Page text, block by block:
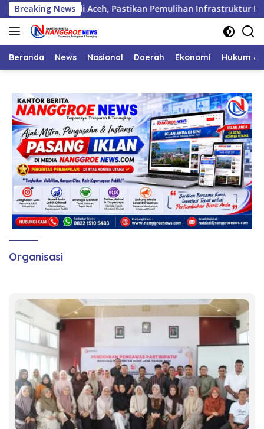
Langsung
ke
konten
Breaking Newsdi Aceh, Pastikan Pemulihan Infrastruktur Berjalan
Beranda News Nasional Daerah Ekonomi Hukum &
Organisasi